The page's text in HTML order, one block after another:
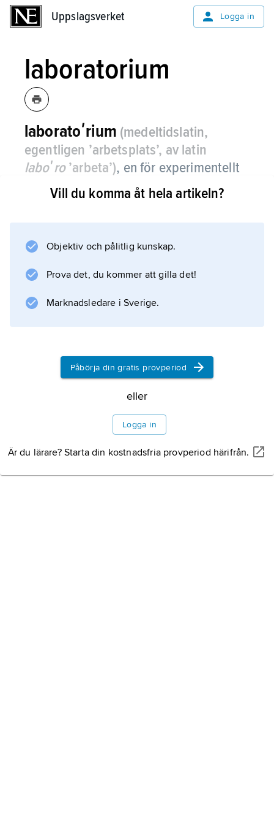
Uppslagsverket Logga in
laboratorium
laboratoʹrium (medeltidslatin,
egentligen ’arbetsplats’, av latin
laboʹro’arbeta’), en för experimentellt
arbete särskilt inredd och utrustad
lokal.
Information om artikeln
Vill du komma åt hela artikeln?
Objektiv och pålitlig kunskap.
Prova det, du kommer att gilla det!
Marknadsledare i Sverige.
Påbörja din gratis provperiod
eller
Logga in
Är du lärare? Starta din kostnadsfria provperiod härifrån.